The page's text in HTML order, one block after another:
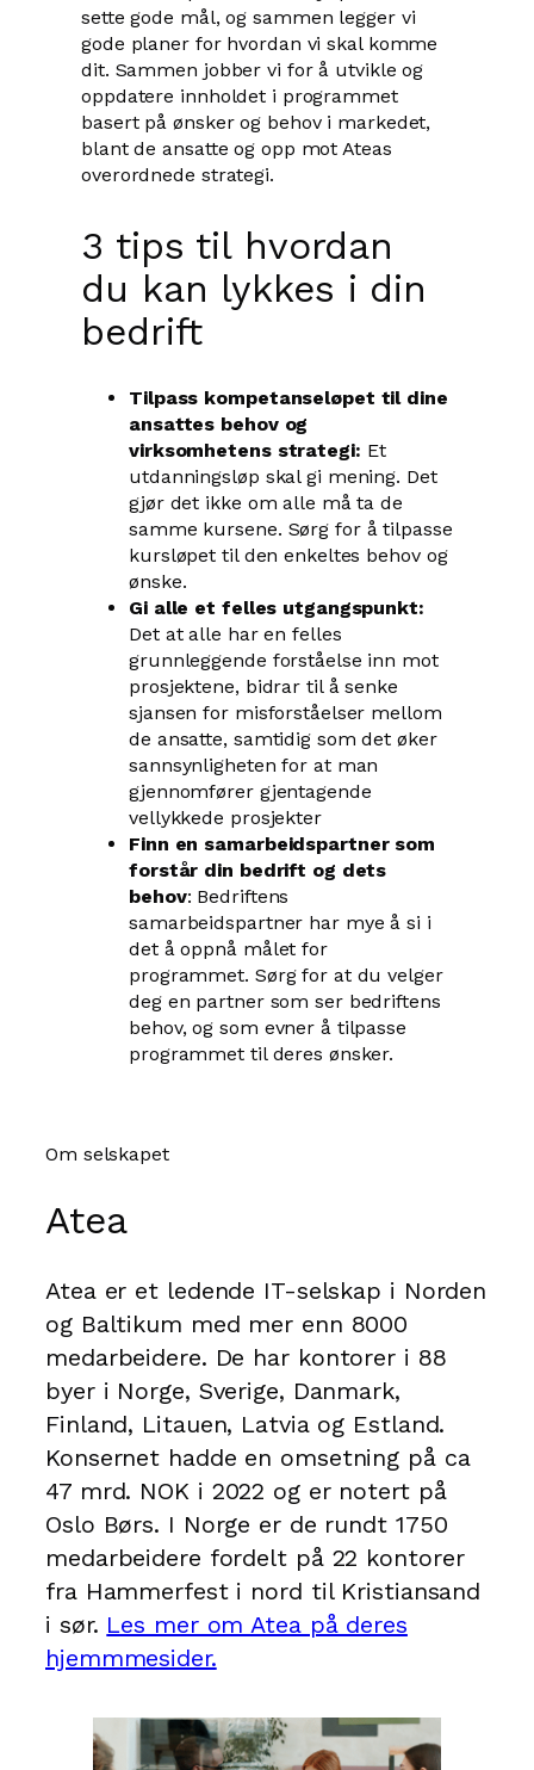
sette gode mål, og sammen legger vi
gode planer for hvordan vi skal komme
dit. Sammen jobber vi for å utvikle og
oppdatere innholdet i programmet
basert på ønsker og behov i markedet,
blant de ansatte og opp mot Ateas
overordnede strategi.
3 tips til hvordan
du kan lykkes i din
bedrift
Tilpass kompetanseløpet til dine
ansattes behov og
virksomhetens strategi: Et
utdanningsløp skal gi mening. Det
gjør det ikke om alle må ta de
samme kursene. Sørg for å tilpasse
kursløpet til den enkeltes behov og
ønske.
Gi alle et felles utgangspunkt:
Det at alle har en felles
grunnleggende forståelse inn mot
prosjektene, bidrar til å senke
sjansen for misforståelser mellom
de ansatte, samtidig som det øker
sannsynligheten for at man
gjennomfører gjentagende
vellykkede prosjekter
Finn en samarbeidspartner som
forstår din bedrift og dets
behov: Bedriftens
samarbeidspartner har mye å si i
det å oppnå målet for
programmet. Sørg for at du velger
deg en partner som ser bedriftens
behov, og som evner å tilpasse
programmet til deres ønsker.
Om selskapet
Atea
Atea er et ledende IT-selskap i Norden
og Baltikum med mer enn 8000
medarbeidere. De har kontorer i 88
byer i Norge, Sverige, Danmark,
Finland, Litauen, Latvia og Estland.
Konsernet hadde en omsetning på ca
47 mrd. NOK i 2022 og er notert på
Oslo Børs. I Norge er de rundt 1750
medarbeidere fordelt på 22 kontorer
fra Hammerfest i nord til Kristiansand
i sør. Les mer om Atea på deres
hjemmmesider.